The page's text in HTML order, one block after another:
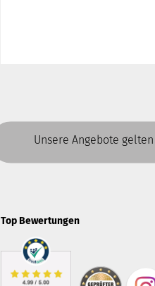
Unsere Angebote
Top Bewertungen